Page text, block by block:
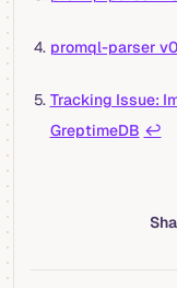
promql-parser
Tracking Issue:
GreptimeDB ↩︎